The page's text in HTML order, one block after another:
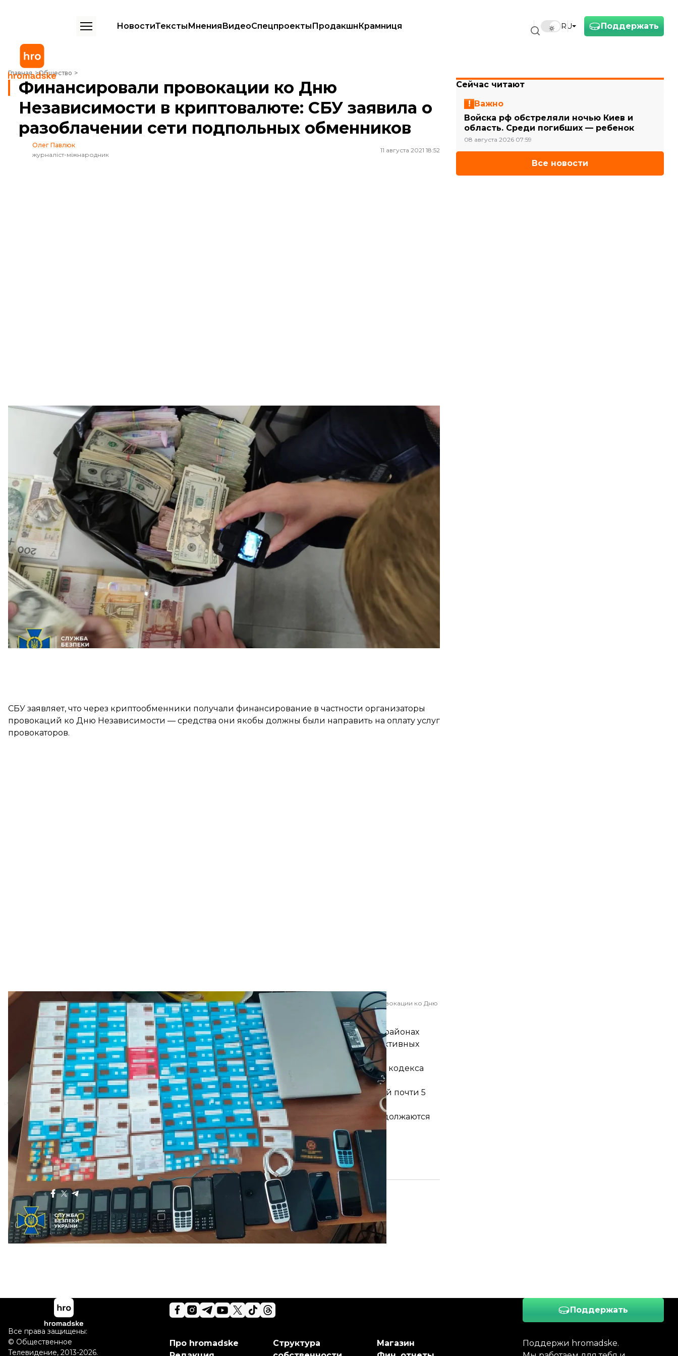
Поддержать
RU
НовостиТекстыМненияВидеоСпецпроектыПродакшнКрамниця
Главная Общество
Финансировали провокации ко Дню Независимости в криптовалюте: СБУ заявила о разоблачении сети подпольных обменников
Финансировали провокации ко Дню
Независимости в криптовалюте: СБУ заявила о
разоблачении сети подпольных обменников
Олег Павлюк
журналіст-міжнародник
11 августа 2021 18:52
СБУ заявила о блокировании подпольных криптообменников в Киеве, через которые якобы финансировали провокации ко Дню
Независимости
Служба безопасности Украины
Служба безопасности Украины заявила о разоблачении сети подпольных обменников
криптовалюты, через которые якобы финансировались провокации ко Дню Независимости.
Ежемесячный оборот средств в обменниках составлял до 30 миллионов гривен.
Об этомпресс-служба СБУсообщила в среду, 11 августа.
По данным спецслужбы, сеть обменников работала с начала 2021 года. Она пользовалась спросом
якобы из-за возможности осуществлять анонимные платежи и выводить «теневые» средства в
наличные.
Кроме того, сеть позволяла платить через российские сервисы, часть из которых заблокирована в
Украине: «Яндекс.Деньги», Qiwi, Webmoney и другие. Всего сетью пользовались более 1000
клиентов — в основном физические лица.
СБУ заявляет, что через криптообменники получали финансирование в частности организаторы
провокаций ко Дню Независимости — средства они якобы должны были направить на оплату услуг
провокаторов.
СБУ заявила о блокировании подпольных криптообменников в Киеве, через которые якобы финансировали провокации ко Дню
Независимости
Служба безопасности Украины
Правоохранители обыскали офисы сети в Печерском, Шевченковском и Соломенском районах
Киева и изъяли компьютеры, серверы, мобильные терминалы, печати и документы фиктивных
предприятий, а еще — иностранных наличных на миллион гривен.
Деятельность сети расследуют в рамках производства по статьям
Уголовного кодекса
Украины. По словам СБУ, следственные действия продолжаются.
В июле СБУсообщалао разоблачении в Виннице подпольной криптофермы, на которой почти 5
тысяч компьютеров якобы майнили криптовалюту и воровали электроэнергию. Но
«Винницаоблэнерго» позжеопроверглаинформацию о воровстве. По делу сейчас продолжаются
следственные действия.
Больше о: СБУ криптовалюта
Поделиться:
Сейчас читают
Важно
Войска рф обстреляли ночью Киев и
область. Среди погибших — ребенок
08 августа 2026 07:59
Все новости
Поддержать
Поддержи hromadske.
Про hromadske
Структура
Магазин
Все права защищены:
© Общественное
Телевидение, 2013-2026.